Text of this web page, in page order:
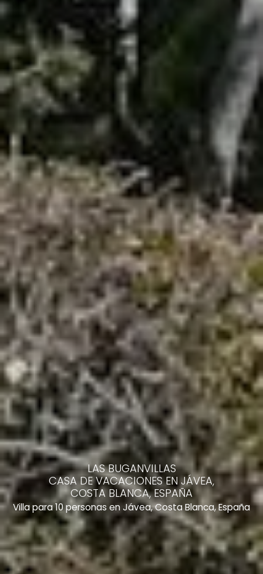
LAS BUGANVILLAS
CASA DE VACACIONES EN JÁVEA,
COSTA BLANCA, ESPAÑA
Villa para 10 personas en Jávea, Costa Blanca, España